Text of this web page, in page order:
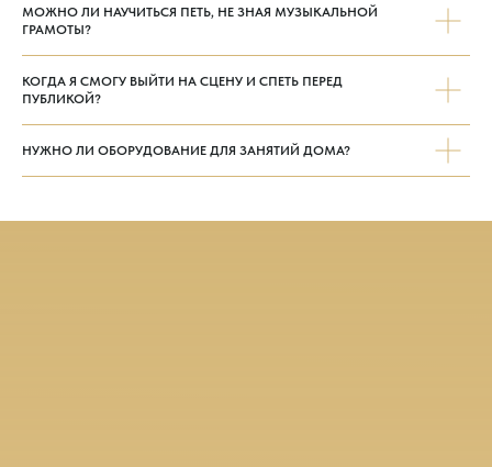
МОЖНО ЛИ НАУЧИТЬСЯ ПЕТЬ, НЕ ЗНАЯ МУЗЫКАЛЬНОЙ
ГРАМОТЫ?
КОГДА Я СМОГУ ВЫЙТИ НА СЦЕНУ И СПЕТЬ ПЕРЕД
ПУБЛИКОЙ?
НУЖНО ЛИ ОБОРУДОВАНИЕ ДЛЯ ЗАНЯТИЙ ДОМА?